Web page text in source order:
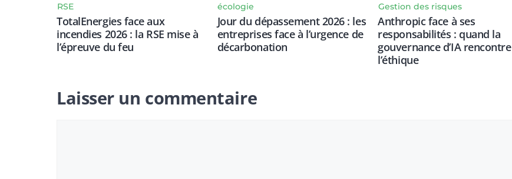
RSE
TotalEnergies face aux
incendies 2026 : la RSE mise à
l’épreuve du feu
écologie
Jour du dépassement 2026 : les
entreprises face à l’urgence de
décarbonation
Gestion des risques
Anthropic face à ses
responsabilités : quand la
gouvernance d’IA rencontre
l’éthique
Laisser un commentaire